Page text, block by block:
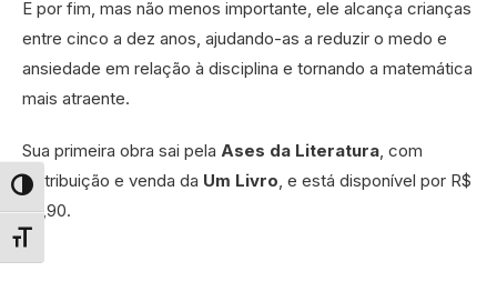
Alternar alto contraste
Alternar tamanho da fonte
E por fim, mas não menos importante, ele alcança crianças
entre cinco a dez anos, ajudando-as a reduzir o medo e
ansiedade em relação à disciplina e tornando a matemática
mais atraente.
Sua primeira obra sai pela Ases da Literatura , com
distribuição e venda da Um Livro , e está disponível por R$
49,90.